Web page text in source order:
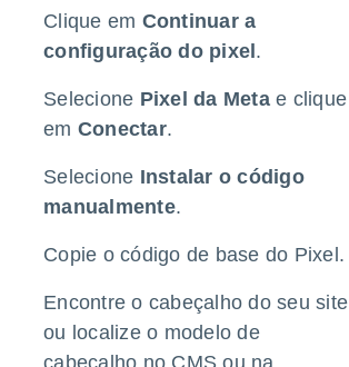
Clique em Continuar a
configuração do pixel.
Selecione Pixel da Metae clique
em Conectar.
Selecione Instalar o código
manualmente.
Copie o código de base do Pixel.
Encontre o cabeçalho do seu site
ou localize o modelo de
cabeçalho no CMS ou na